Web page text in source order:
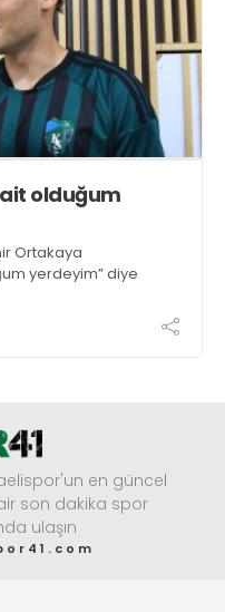
olduğum
Ortakaya
yerdeyim” diye
en güncel
son dakika spor
ulaşın